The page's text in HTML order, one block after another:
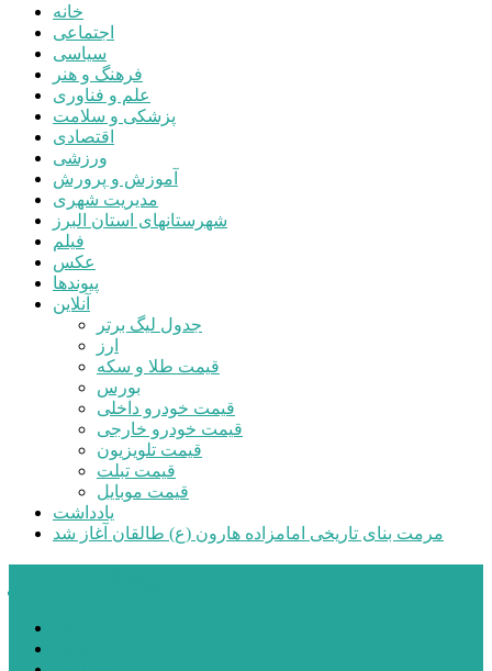
خانه
اجتماعی
سیاسی
فرهنگ و هنر
علم و فناوری
پزشکی و سلامت
اقتصادی
ورزشی
آموزش و پرورش
مدیریت شهری
شهرستانهای استان البرز
فیلم
عکس
پیوندها
آنلاین
جدول لیگ برتر
ارز
قیمت طلا و سکه
بورس
قیمت خودرو داخلی
قیمت خودرو خارجی
قیمت تلویزیون
قیمت تبلت
قیمت موبایل
یادداشت
مرمت بنای تاریخی امامزاده هارون (ع) طالقان آغاز شد